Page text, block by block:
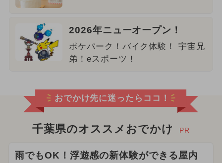
2026年ニューオープン！
ポケパーク！バイク体験！ 宇宙兄
弟！eスポーツ！
おでかけ先に迷ったらココ！
千葉県のオススメおでかけ PR
雨でもOK！浮遊感の新体験ができる屋内